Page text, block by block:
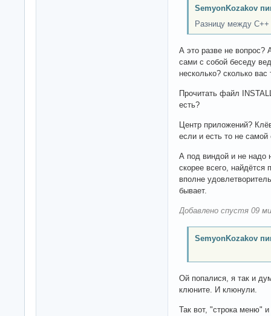
SemyonKozakov
Разницу между
А это разве не вопрос?
сами с собой беседу
несколько? сколько
Прочитать файл
есть?
Центр приложений?
если и есть то не
А под виндой и не надо
скорее всего, найдётся
вполне
бывает.
Добавлено спустя 09
SemyonKozakov
Ой попалися, я так и
клюните. И клюнули.
Так вот, "строка меню"